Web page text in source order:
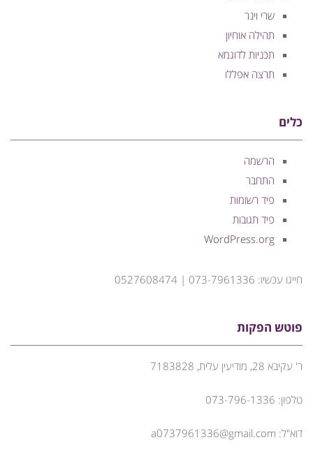
שרי וינר
תהילה אוחיון
תכניות לדוגמא
תרצה אפללו
כלים
הרשמה
התחבר
פיד רשומות
פיד תגובות
WordPress.org
חייגו עכשיו: 073-7961336 | 0527608474
פוטש הפקות
ר' עקיבא 28, מודיעין עלית, 7183828
טלפון: 073-796-1336
דוא"ל: a0737961336@gmail.com